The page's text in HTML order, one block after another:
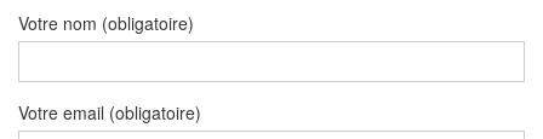
Votre nom (obligatoire)
Votre email (obligatoire)